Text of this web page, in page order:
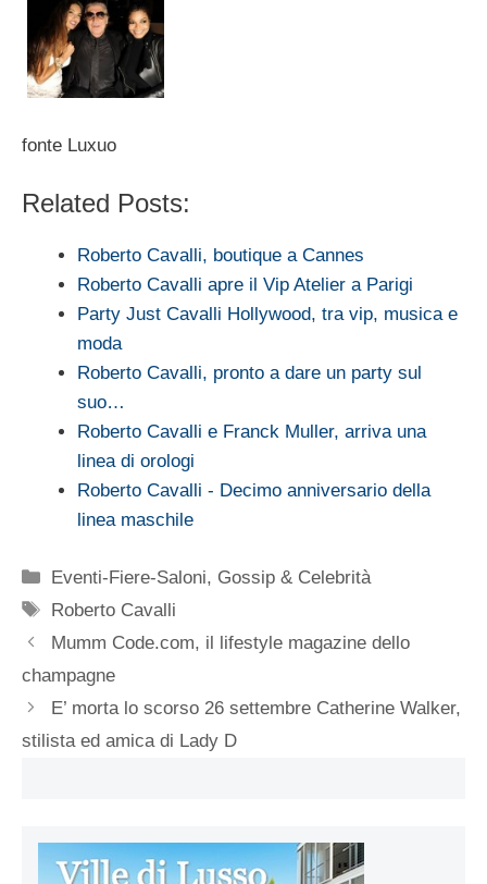
fonte Luxuo
Related Posts:
Roberto Cavalli, boutique a Cannes
Roberto Cavalli apre il Vip Atelier a Parigi
Party Just Cavalli Hollywood, tra vip, musica e
moda
Roberto Cavalli, pronto a dare un party sul
suo…
Roberto Cavalli e Franck Muller, arriva una
linea di orologi
Roberto Cavalli - Decimo anniversario della
linea maschile
Categorie
Eventi-Fiere-Saloni, Gossip & Celebrità
Tag
Roberto Cavalli
Mumm Code.com, il lifestyle magazine dello
champagne
E’ morta lo scorso 26 settembre Catherine Walker,
stilista ed amica di Lady D